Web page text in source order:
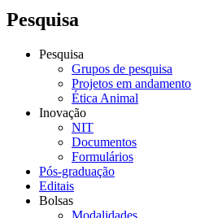
Pesquisa
Pesquisa
Grupos de pesquisa
Projetos em andamento
Ética Animal
Inovação
NIT
Documentos
Formulários
Pós-graduação
Editais
Bolsas
Modalidades